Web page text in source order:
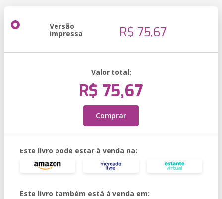
Versão
impressa R$ 75,67
Valor total:
R$ 75,67
Comprar
Este livro pode estar à venda na:
Este livro também está à venda em: